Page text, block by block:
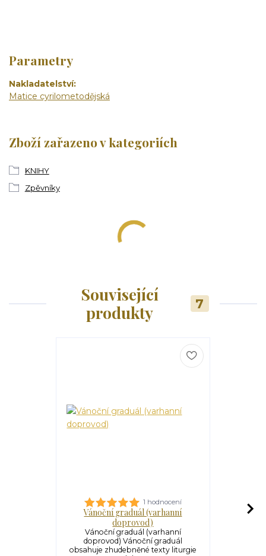
Parametry
Nakladatelství
Matice cyrilometodějská
Zboží zařazeno v kategoriích
KNIHY
Zpěvníky
Související
produkty
7
1 hodnocení
Vánoční graduál (varhanní
doprovod)
Vánoční graduál (varhanní
doprovod) Vánoční graduál
obsahuje zhudebněné texty liturgie